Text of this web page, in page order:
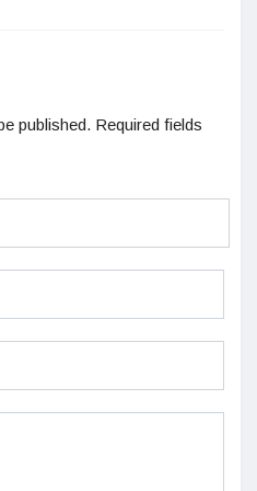
published. Required fields